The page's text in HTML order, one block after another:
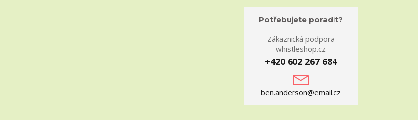
Potřebujete poradit?
Zákaznická podpora
whistleshop.cz
+420 602 267 684
ben.anderson@email.cz